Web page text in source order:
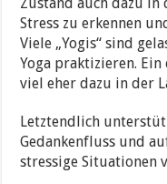
Zustand auch dazu in
Stress zu erkennen
Viele „Yogis“ sind
Yoga praktizieren.
viel eher dazu in der
Letztendlich
Gedankenfluss und
stressige Situationen